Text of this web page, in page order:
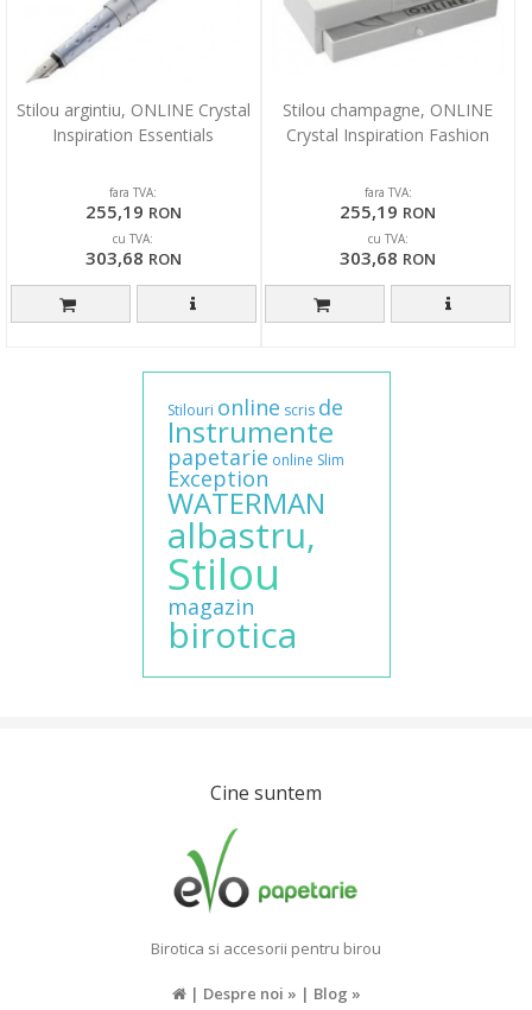
Stilou argintiu, ONLINE Crystal
Inspiration Essentials
fara TVA:
255,19 RON
cu TVA:
303,68 RON
Stilou champagne, ONLINE
Crystal Inspiration Fashion
fara TVA:
255,19 RON
cu TVA:
303,68 RON
Stilouri online scris de
Instrumente
papetarie online Slim
Exception
WATERMAN
albastru,
Stilou
magazin
birotica
Cine suntem
Birotica si accesorii pentru birou
| Despre noi » | Blog »